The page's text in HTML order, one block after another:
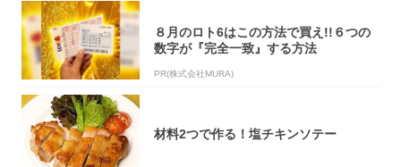
８月のロト6はこの方法で買え!!６つの
数字が『完全一致』する方法
PR(株式会社MURA)
材料2つで作る！塩チキンソテー